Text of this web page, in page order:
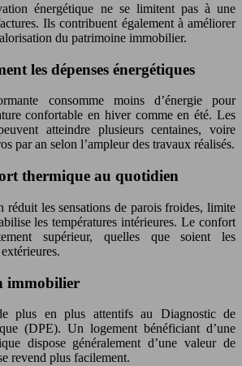
énergétique ne se limitent pas à une
Ils contribuent également à améliorer
du patrimoine immobilier.
les dépenses énergétiques
consomme moins d’énergie pour
confortable en hiver comme en été. Les
atteindre plusieurs centaines, voire
par an selon l’ampleur des travaux réalisés.
thermique au quotidien
réduit les sensations de parois froides, limite
les températures intérieures. Le confort
supérieur, quelles que soient les
immobilier
plus en plus attentifs au Diagnostic de
(DPE). Un logement bénéficiant d’une
dispose généralement d’une valeur de
revend plus facilement.